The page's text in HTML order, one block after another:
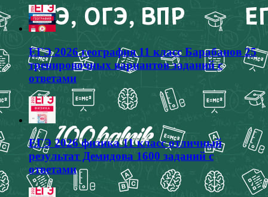
ЕГЭ 2026 география 11 класс Барабанов 25
тренировочных вариантов заданий с
ответами
ЕГЭ 2026 физика 11 класс отличный
результат Демидова 1600 заданий с
ответами